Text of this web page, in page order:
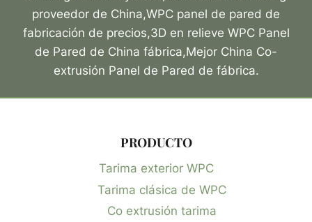
proveedor de China,WPC panel de pared de
fabricación de precios,3D en relieve WPC Panel
de Pared de China fábrica,Mejor China Co-
extrusión Panel de Pared de fábrica.
PRODUCTO
Tarima exterior WPC
Tarima clásica de WPC
Co extrusión tarima